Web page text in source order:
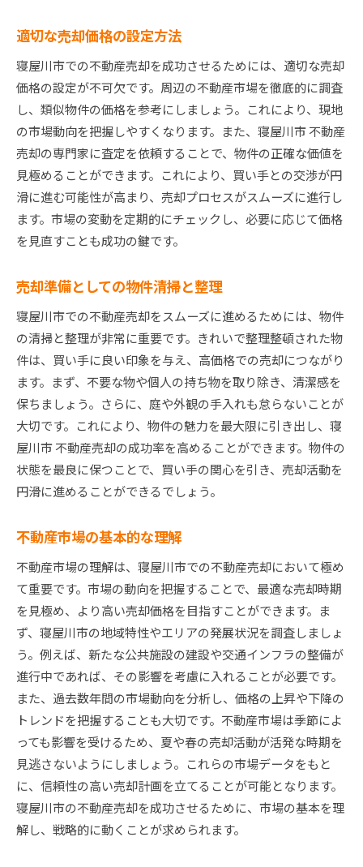
不動産コンサルタントの選び方
寝屋川市で適切な売却タイミングを見極めるための
コツ
市場の季節変動を理解する
経済状況と金利の影響
地域の開発計画をチェック
需給バランスの見極め方
売却タイミングを決める要因
市場動向を常にウォッチする
イント
物件の法的問題の確認
契約書の細かなポイント
売却前の物件点検リスト
購入希望者とのトラブル防止策
売却に必要な書類と手続き
寝屋川市不動産売却を成功に導くための総まとめ
成功事例から学ぶポイント
継続的な市場動向のウォッチ
地域特性を最大限に活かす方法
最後に押さえるべき重要ポイント
不動産売却後の次のステップ
適切な売却価格の設定方法
寝屋川市での不動産売却を成功させるためには、適切な売却
価格の設定が不可欠です。周辺の不動産市場を徹底的に調査
し、類似物件の価格を参考にしましょう。これにより、現地
の市場動向を把握しやすくなります。また、寝屋川市 不動産
売却の専門家に査定を依頼することで、物件の正確な価値を
見極めることができます。これにより、買い手との交渉が円
滑に進む可能性が高まり、売却プロセスがスムーズに進行し
ます。市場の変動を定期的にチェックし、必要に応じて価格
を見直すことも成功の鍵です。
売却準備としての物件清掃と整理
寝屋川市での不動産売却をスムーズに進めるためには、物件
の清掃と整理が非常に重要です。きれいで整理整頓された物
件は、買い手に良い印象を与え、高価格での売却につながり
ます。まず、不要な物や個人の持ち物を取り除き、清潔感を
保ちましょう。さらに、庭や外観の手入れも怠らないことが
大切です。これにより、物件の魅力を最大限に引き出し、寝
屋川市 不動産売却の成功率を高めることができます。物件の
状態を最良に保つことで、買い手の関心を引き、売却活動を
円滑に進めることができるでしょう。
不動産市場の基本的な理解
不動産市場の理解は、寝屋川市での不動産売却において極め
て重要です。市場の動向を把握することで、最適な売却時期
を見極め、より高い売却価格を目指すことができます。ま
ず、寝屋川市の地域特性やエリアの発展状況を調査しましょ
う。例えば、新たな公共施設の建設や交通インフラの整備が
進行中であれば、その影響を考慮に入れることが必要です。
また、過去数年間の市場動向を分析し、価格の上昇や下降の
トレンドを把握することも大切です。不動産市場は季節によ
っても影響を受けるため、夏や春の売却活動が活発な時期を
見逃さないようにしましょう。これらの市場データをもと
に、信頼性の高い売却計画を立てることが可能となります。
寝屋川市の不動産売却を成功させるために、市場の基本を理
解し、戦略的に動くことが求められます。